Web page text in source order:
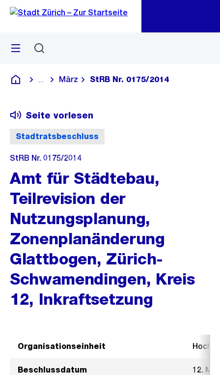
Navigation
Sprunglink
Menü
Deutsch
Blende alle Breadcrumbs ein
März StRB Nr. 0175/2014
Stadtratsbeschluss
Seite vorlesen
StRB Nr. 0175/2014
Amt für Städtebau,
Teilrevision der
Nutzungsplanung,
Zonenplanänderung
Glattbogen, Zürich-
Schwamendingen, Kreis
12, Inkraftsetzung
Organisationseinheit
Beschlussdatum 12.